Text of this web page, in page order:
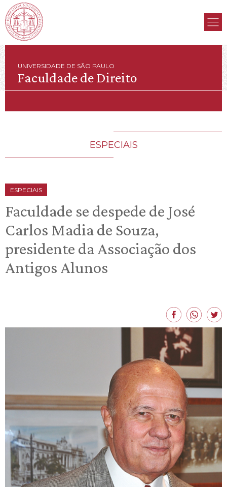
UNIVERSIDADE DE SÃO PAULO
Faculdade de Direito
ESPECIAIS
ESPECIAIS
Faculdade se despede de José
Carlos Madia de Souza,
presidente da Associação dos
Antigos Alunos